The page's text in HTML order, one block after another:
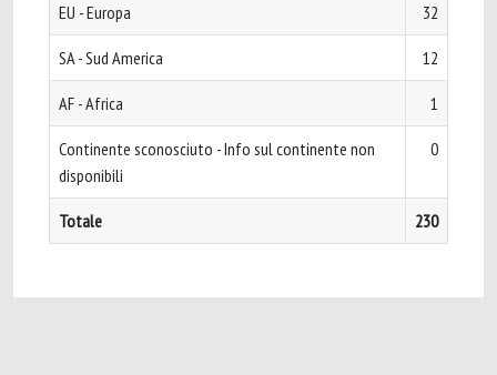
EU - Europa 32
SA - Sud America 12
AF - Africa 1
Continente sconosciuto - Info sul continente non
disponibili
0
Totale 230